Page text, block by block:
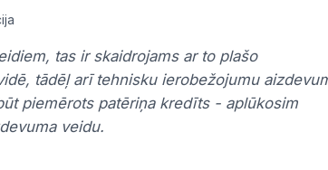
tas ir skaidrojams ar to plašo
tādēļ arī tehnisku ierobežojumu
piemērots patēriņa kredīts - aplūkosim
veidu.